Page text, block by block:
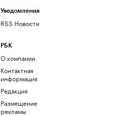
Уведомления
RSS Новости
РБК
О компании
Контактная
информация
Редакция
Размещение
рекламы